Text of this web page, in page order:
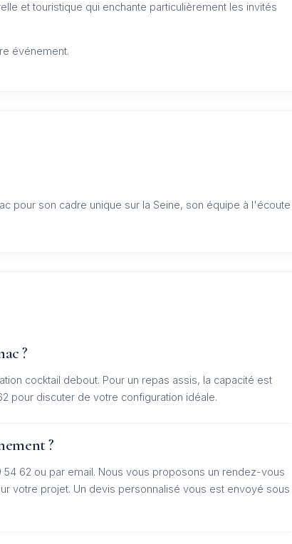
et touristique qui enchante particulièrement les invités
événement.
pour son cadre unique sur la Seine, son équipe à l'écoute
?
cocktail debout. Pour un repas assis, la capacité est
pour discuter de votre configuration idéale.
?
62 ou par email. Nous vous proposons un rendez-vous
votre projet. Un devis personnalisé vous est envoyé sous